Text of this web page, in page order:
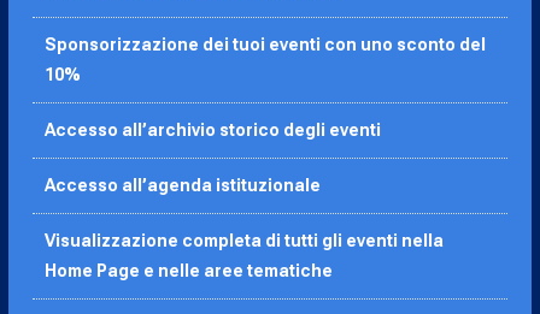
Sponsorizzazione dei tuoi eventi con uno sconto del
10%
Accesso all’archivio storico degli eventi
Accesso all’agenda istituzionale
Visualizzazione completa di tutti gli eventi nella
Home Page e nelle aree tematiche